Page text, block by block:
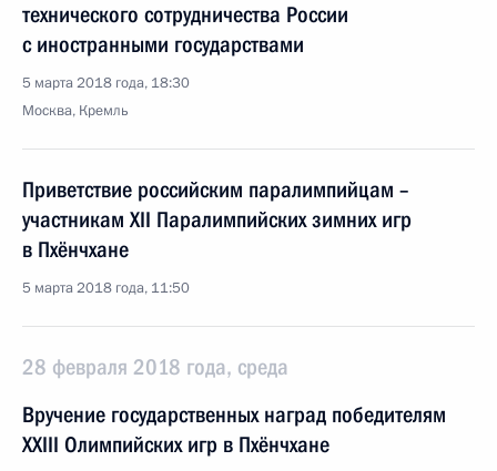
технического сотрудничества России
с иностранными государствами
5 марта 2018 года, 18:30
Москва, Кремль
Приветствие российским паралимпийцам –
участникам XII Паралимпийских зимних игр
в Пхёнчхане
5 марта 2018 года, 11:50
28 февраля 2018 года, среда
Вручение государственных наград победителям
XXIII Олимпийских игр в Пхёнчхане